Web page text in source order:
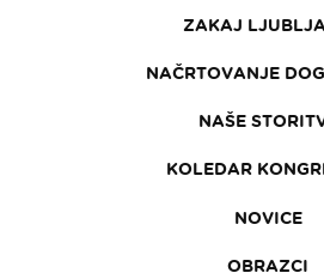
ZAKAJ
NAČRTOVANJE
NAŠE
KOLEDAR
NOVICE
OBRAZCI